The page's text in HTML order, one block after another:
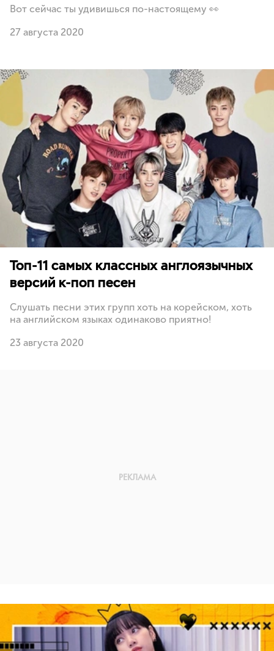
Вот сейчас ты удивишься по-настоящему 👀
27 августа 2020
Топ-11 самых классных англоязычных
версий к-поп песен
Слушать песни этих групп хоть на корейском, хоть
на английском языках одинаково приятно!
23 августа 2020